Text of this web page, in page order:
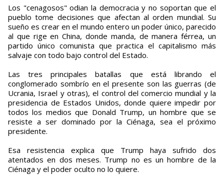
Los "cenagosos" odian la democracia y no soportan que el
pueblo tome decisiones que afectan al orden mundial. Su
sueño es crear en el mundo entero un poder único, parecido
al que rige en China, donde manda, de manera férrea, un
partido único comunista que practica el capitalismo más
salvaje con todo bajo control del Estado.
Las tres principales batallas que está librando el
conglomerado sombrío en el presente son las guerras (de
Ucrania, Israel y otras), el control del comercio mundial y la
presidencia de Estados Unidos, donde quiere impedir por
todos los medios que Donald Trump, un hombre que se
resiste a ser dominado por la Ciénaga, sea el próximo
presidente.
Esa resistencia explica que Trump haya sufrido dos
atentados en dos meses. Trump no es un hombre de la
Ciénaga y el poder oculto no lo quiere.